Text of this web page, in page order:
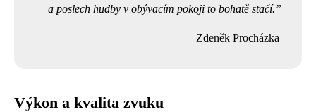
a poslech hudby v obývacím pokoji to bohatě stačí.
Zdeněk Procházka
Výkon a kvalita zvuku